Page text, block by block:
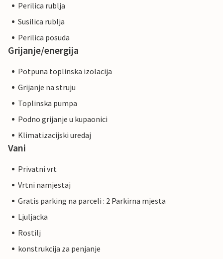
Perilica rublja
Susilica rublja
Perilica posuda
Grijanje/energija
Potpuna toplinska izolacija
Grijanje na struju
Toplinska pumpa
Podno grijanje u kupaonici
Klimatizacijski uredaj
Vani
Privatni vrt
Vrtni namjestaj
Gratis parking na parceli : 2 Parkirna mjesta
Ljuljacka
Rostilj
konstrukcija za penjanje